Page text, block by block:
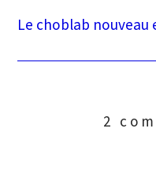
Article
Le choblab
2